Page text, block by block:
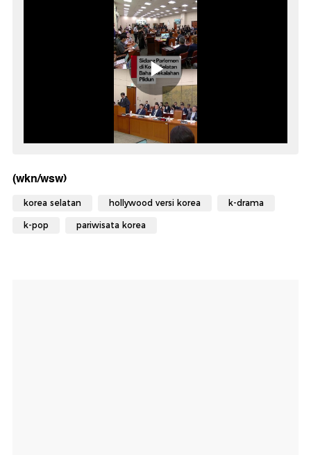
(wkn/wsw)
korea selatan hollywood versi korea k-drama
k-pop pariwisata korea